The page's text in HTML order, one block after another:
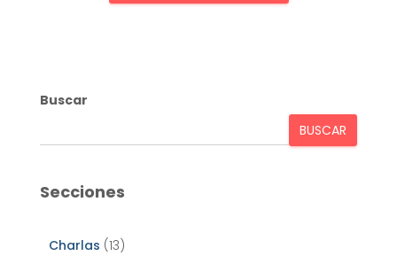
Buscar
BUSCAR
Secciones
Charlas (13)